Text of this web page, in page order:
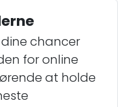
chancer
for online
at holde